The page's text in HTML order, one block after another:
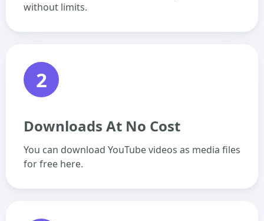
without limits.
2
Downloads At No Cost
You can download YouTube videos as media files
for free here.